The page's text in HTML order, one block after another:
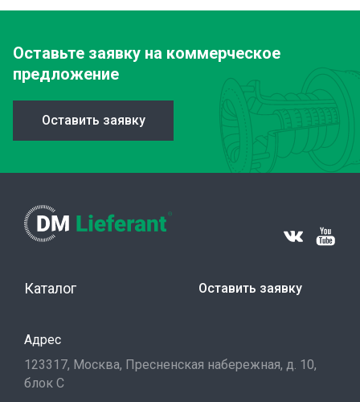
Оставьте заявку на коммерческое
предложение
Оставить заявку
Каталог Оставить заявку
Адрес
123317, Москва, Пресненская набережная, д. 10,
блок С